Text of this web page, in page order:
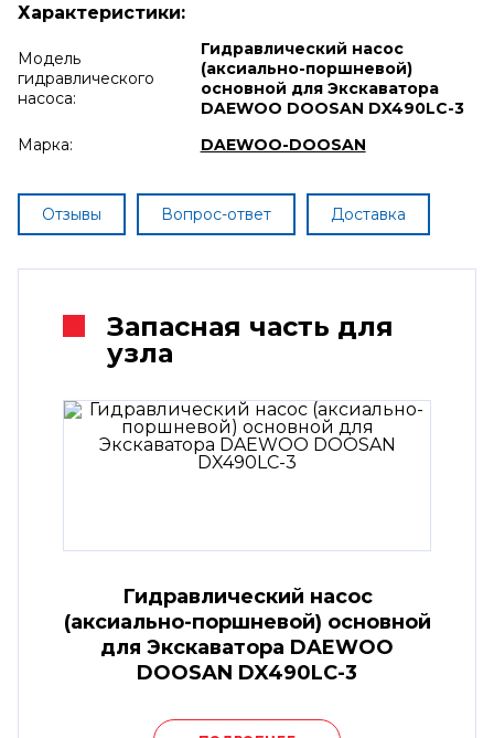
Характеристики:
Модель
гидравлического
насоса:
Гидравлический насос
(аксиально-поршневой)
основной для Экскаватора
DAEWOO DOOSAN DX490LC-3
Марка:
DAEWOO-DOOSAN
Отзывы Вопрос-ответ Доставка
Запасная часть для
узла
Гидравлический насос
(аксиально-поршневой) основной
для Экскаватора DAEWOO
DOOSAN DX490LC-3